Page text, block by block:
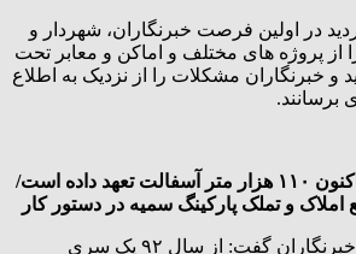
در اولین فرصت خبرنگاران، شهردار و
از پروژه های مختلف و اماکن و معابر تحت
و خبرنگاران مشکلات را از نزدیک به اطلاع
شهرداری از سال ۹۲ تاکنون ۱۱٠ هزار متر آسفالت تعهد داده است/
املاک و تملک پارکینگ سمیه در دستور کار
شهردار داراب در جمع خبرنگاران گفت: از سال ۹۲ یک سری